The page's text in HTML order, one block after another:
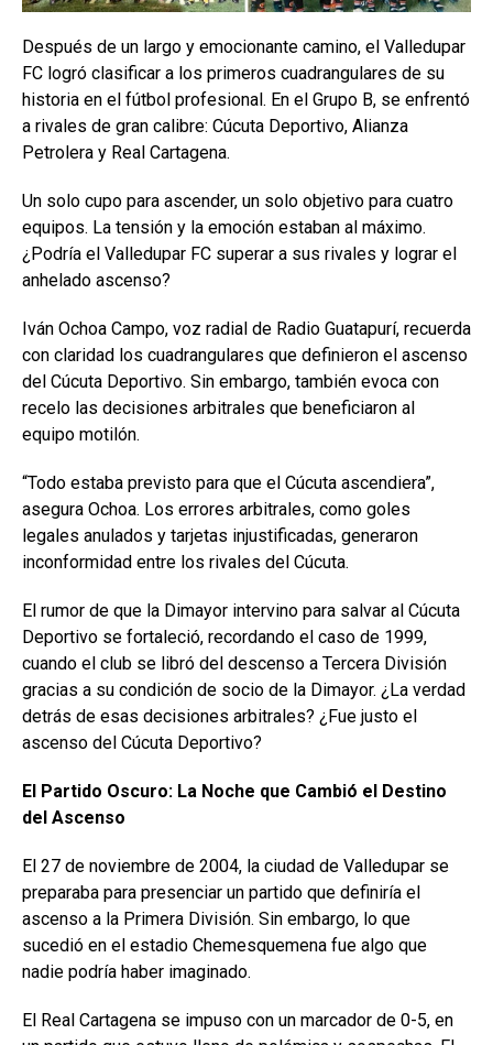
Después de un largo y emocionante camino, el Valledupar
FC logró clasificar a los primeros cuadrangulares de su
historia en el fútbol profesional. En el Grupo B, se enfrentó
a rivales de gran calibre: Cúcuta Deportivo, Alianza
Petrolera y Real Cartagena.
Un solo cupo para ascender, un solo objetivo para cuatro
equipos. La tensión y la emoción estaban al máximo.
¿Podría el Valledupar FC superar a sus rivales y lograr el
anhelado ascenso?
Iván Ochoa Campo, voz radial de Radio Guatapurí, recuerda
con claridad los cuadrangulares que definieron el ascenso
del Cúcuta Deportivo. Sin embargo, también evoca con
recelo las decisiones arbitrales que beneficiaron al
equipo motilón.
“Todo estaba previsto para que el Cúcuta ascendiera”,
asegura Ochoa. Los errores arbitrales, como goles
legales anulados y tarjetas injustificadas, generaron
inconformidad entre los rivales del Cúcuta.
El rumor de que la Dimayor intervino para salvar al Cúcuta
Deportivo se fortaleció, recordando el caso de 1999,
cuando el club se libró del descenso a Tercera División
gracias a su condición de socio de la Dimayor. ¿La verdad
detrás de esas decisiones arbitrales? ¿Fue justo el
ascenso del Cúcuta Deportivo?
El Partido Oscuro: La Noche que Cambió el Destino
del Ascenso
El 27 de noviembre de 2004, la ciudad de Valledupar se
preparaba para presenciar un partido que definiría el
ascenso a la Primera División. Sin embargo, lo que
sucedió en el estadio Chemesquemena fue algo que
nadie podría haber imaginado.
El Real Cartagena se impuso con un marcador de 0-5, en